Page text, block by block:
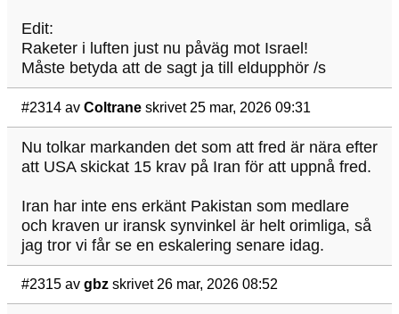
Edit:
Raketer i luften just nu påväg mot Israel!
Måste betyda att de sagt ja till eldupphör /s
#2314 av Coltrane skrivet 25 mar, 2026 09:31
Nu tolkar markanden det som att fred är nära efter
att USA skickat 15 krav på Iran för att uppnå fred.
Iran har inte ens erkänt Pakistan som medlare
och kraven ur iransk synvinkel är helt orimliga, så
jag tror vi får se en eskalering senare idag.
#2315 av gbz skrivet 26 mar, 2026 08:52